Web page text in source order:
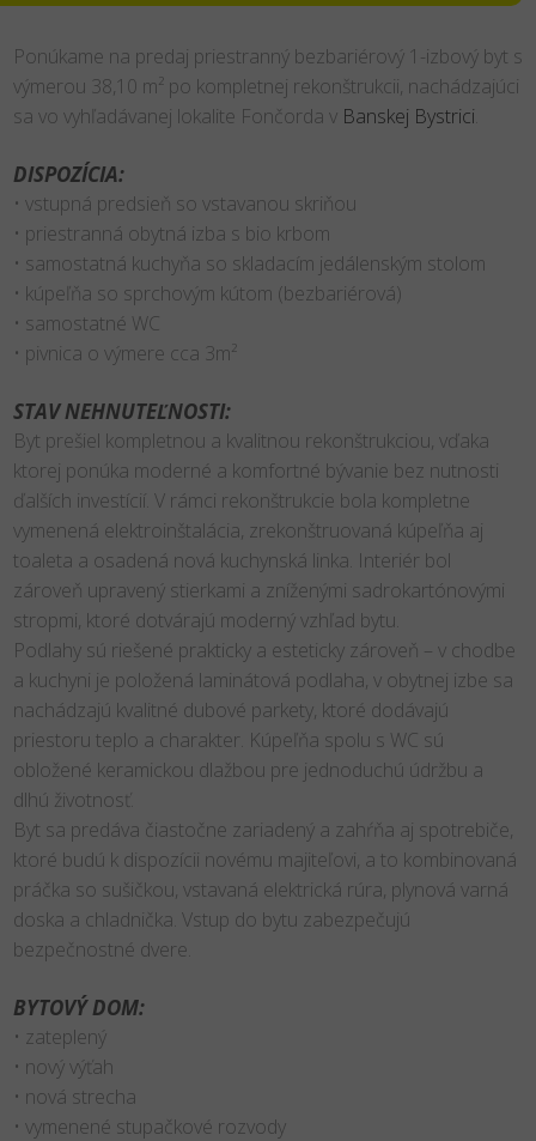
Ponúkame na predaj priestranný bezbariérový 1-izbový byt s
výmerou 38,10 m² po kompletnej rekonštrukcii, nachádzajúci
sa vo vyhľadávanej lokalite Fončorda v Banskej Bystrici.
DISPOZÍCIA:
• vstupná predsieň so vstavanou skriňou
• priestranná obytná izba s bio krbom
• samostatná kuchyňa so skladacím jedálenským stolom
• kúpeľňa so sprchovým kútom (bezbariérová)
• samostatné WC
• pivnica o výmere cca 3m²
STAV NEHNUTEĽNOSTI:
Byt prešiel kompletnou a kvalitnou rekonštrukciou, vďaka
ktorej ponúka moderné a komfortné bývanie bez nutnosti
ďalších investícií. V rámci rekonštrukcie bola kompletne
vymenená elektroinštalácia, zrekonštruovaná kúpeľňa aj
toaleta a osadená nová kuchynská linka. Interiér bol
zároveň upravený stierkami a zníženými sadrokartónovými
stropmi, ktoré dotvárajú moderný vzhľad bytu.
Podlahy sú riešené prakticky a esteticky zároveň – v chodbe
a kuchyni je položená laminátová podlaha, v obytnej izbe sa
nachádzajú kvalitné dubové parkety, ktoré dodávajú
priestoru teplo a charakter. Kúpeľňa spolu s WC sú
obložené keramickou dlažbou pre jednoduchú údržbu a
dlhú životnosť.
Byt sa predáva čiastočne zariadený a zahŕňa aj spotrebiče,
ktoré budú k dispozícii novému majiteľovi, a to kombinovaná
práčka so sušičkou, vstavaná elektrická rúra, plynová varná
doska a chladnička. Vstup do bytu zabezpečujú
bezpečnostné dvere.
BYTOVÝ DOM:
• zateplený
• nový výťah
• nová strecha
• vymenené stupačkové rozvody